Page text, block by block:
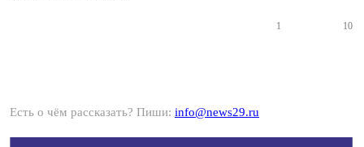
1 10
Есть о чём рассказать? Пиши: info@news29.ru